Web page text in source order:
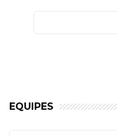
EQUIPES